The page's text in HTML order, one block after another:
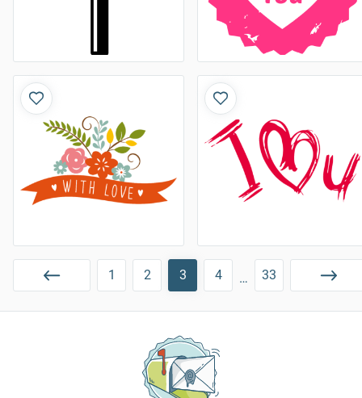
1 2 3 4 … 33